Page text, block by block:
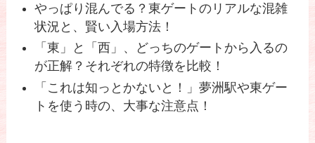
やっぱり混んでる？東ゲートのリアルな混雑
状況と、賢い入場方法！
「東」と「西」、どっちのゲートから入るの
が正解？それぞれの特徴を比較！
「これは知っとかないと！」夢洲駅や東ゲー
トを使う時の、大事な注意点！